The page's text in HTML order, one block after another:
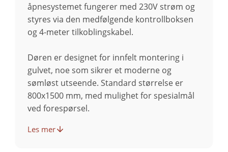
åpnesystemet fungerer med 230V strøm og
styres via den medfølgende kontrollboksen
og 4-meter tilkoblingskabel.
Døren er designet for innfelt montering i
gulvet, noe som sikrer et moderne og
sømløst utseende. Standard størrelse er
800x1500 mm, med mulighet for spesialmål
ved forespørsel.
Les mer